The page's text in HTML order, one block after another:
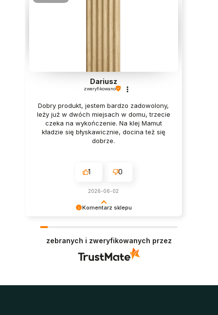
Komentarz sklepu
niezmiennie cieszyły oko. Pozdrawiamy :)
Dariusz
zweryfikowano
Dobry produkt, jestem bardzo zadowolony,
leży już w dwóch miejsach w domu, trzecie
czeka na wykończenie. Na klej Mamut
kładzie się błyskawicznie, docina też się
dobrze.
1 0
2026-06-02
zebranych i zweryfikowanych przez